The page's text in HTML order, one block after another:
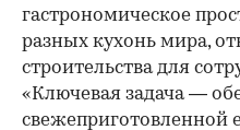
гастрономическое
разных кухонь мира,
строительства для
«Ключевая задача —
свежеприготовленной